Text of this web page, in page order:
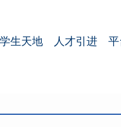
学生天地 人才引进